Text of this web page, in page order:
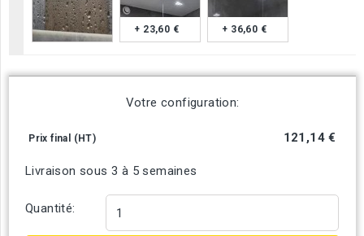
+ 23,60 € + 36,60 €
Votre configuration:
Prix final (HT) 121,14 €
Livraison sous 3 à 5 semaines
Quantité: